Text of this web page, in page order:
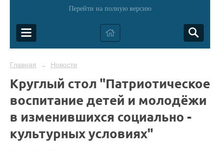
Перейти на полную версию
Главная → Новости
Круглый стол "Патриотическое
воспитание детей и молодёжи
в изменившихся социально -
культурных условиях"